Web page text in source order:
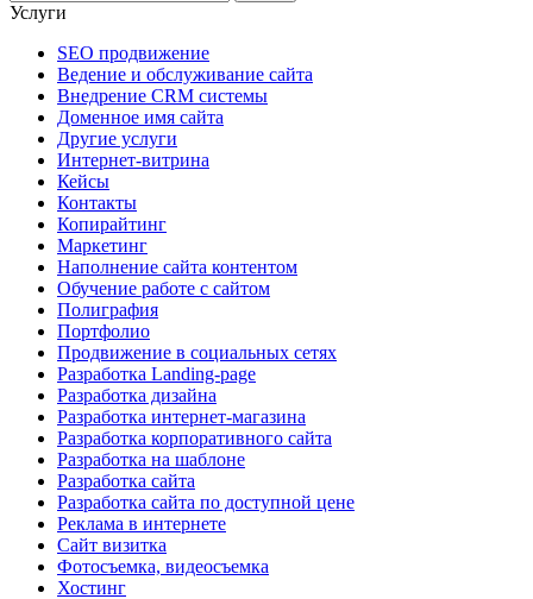
Услуги
SEO продвижение
Ведение и обслуживание сайта
Внедрение CRM системы
Доменное имя сайта
Другие услуги
Интернет-витрина
Кейсы
Контакты
Копирайтинг
Маркетинг
Наполнение сайта контентом
Обучение работе с сайтом
Полиграфия
Портфолио
Продвижение в социальных сетях
Разработка Landing-page
Разработка дизайна
Разработка интернет-магазина
Разработка корпоративного сайта
Разработка на шаблоне
Разработка сайта
Разработка сайта по доступной цене
Реклама в интернете
Сайт визитка
Фотосъемка, видеосъемка
Хостинг